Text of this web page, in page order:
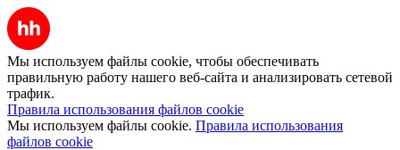
Мы используем файлы cookie, чтобы обеспечивать
правильную работу нашего веб-сайта и анализировать сетевой
трафик.
Правила использования файлов cookie
Мы используем файлы cookie. Правила использования
файлов cookie